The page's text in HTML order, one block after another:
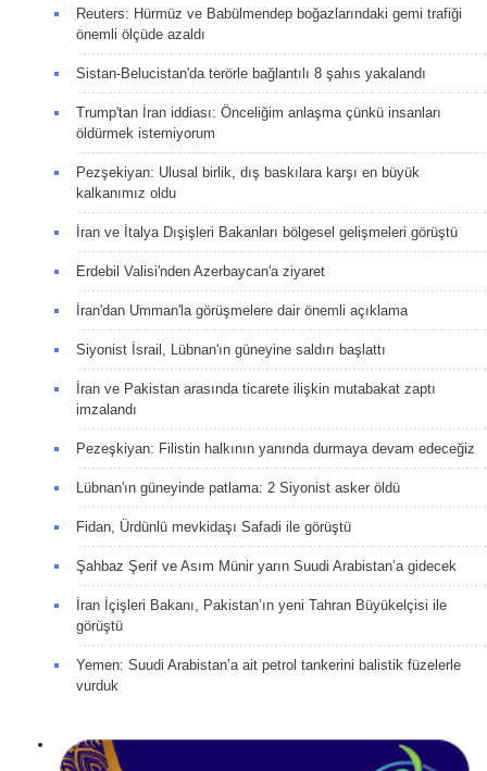
Reuters: Hürmüz ve Babülmendep boğazlarındaki gemi trafiği
önemli ölçüde azaldı
Sistan-Belucistan'da terörle bağlantılı 8 şahıs yakalandı
Trump'tan İran iddiası: Önceliğim anlaşma çünkü insanları
öldürmek istemiyorum
Pezşekiyan: Ulusal birlik, dış baskılara karşı en büyük
kalkanımız oldu
İran ve İtalya Dışişleri Bakanları bölgesel gelişmeleri görüştü
Erdebil Valisi'nden Azerbaycan'a ziyaret
İran'dan Umman'la görüşmelere dair önemli açıklama
Siyonist İsrail, Lübnan'ın güneyine saldırı başlattı
İran ve Pakistan arasında ticarete ilişkin mutabakat zaptı
imzalandı
Pezeşkiyan: Filistin halkının yanında durmaya devam edeceğiz
Lübnan'ın güneyinde patlama: 2 Siyonist asker öldü
Fidan, Ürdünlü mevkidaşı Safadi ile görüştü
Şahbaz Şerif ve Asım Münir yarın Suudi Arabistan’a gidecek
İran İçişleri Bakanı, Pakistan’ın yeni Tahran Büyükelçisi ile
görüştü
Yemen: Suudi Arabistan’a ait petrol tankerini balistik füzelerle
vurduk